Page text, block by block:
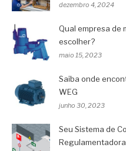
dezembro 4, 2024
Qual empresa de
escolher?
maio 15, 2023
Saiba onde
WEG
junho 30, 2023
Seu Sistema de